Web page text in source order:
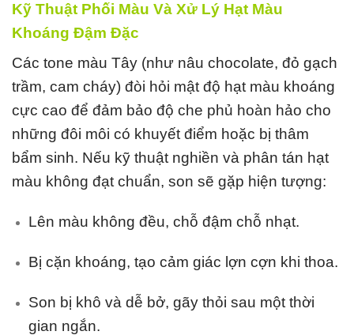
Kỹ Thuật Phối Màu Và Xử Lý Hạt Màu
Khoáng Đậm Đặc
Các tone màu Tây (như nâu chocolate, đỏ gạch
trầm, cam cháy) đòi hỏi mật độ hạt màu khoáng
cực cao để đảm bảo độ che phủ hoàn hảo cho
những đôi môi có khuyết điểm hoặc bị thâm
bẩm sinh. Nếu kỹ thuật nghiền và phân tán hạt
màu không đạt chuẩn, son sẽ gặp hiện tượng:
Lên màu không đều, chỗ đậm chỗ nhạt.
Bị cặn khoáng, tạo cảm giác lợn cợn khi thoa.
Son bị khô và dễ bở, gãy thỏi sau một thời
gian ngắn.